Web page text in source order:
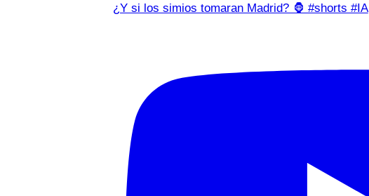
¿Y si los simios tomaran Madrid? 🦍 #shorts #IA